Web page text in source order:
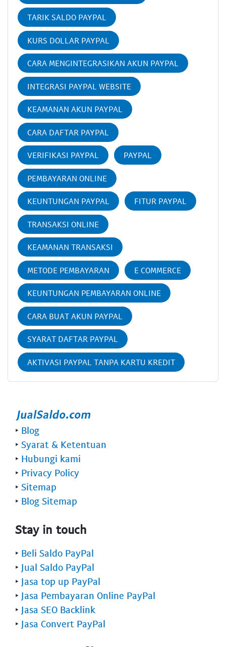
TARIK SALDO PAYPAL
KURS DOLLAR PAYPAL
CARA MENGINTEGRASIKAN AKUN PAYPAL
INTEGRASI PAYPAL WEBSITE
KEAMANAN AKUN PAYPAL
CARA DAFTAR PAYPAL
VERIFIKASI PAYPAL PAYPAL
PEMBAYARAN ONLINE
KEUNTUNGAN PAYPAL FITUR PAYPAL
TRANSAKSI ONLINE
KEAMANAN TRANSAKSI
METODE PEMBAYARAN E COMMERCE
KEUNTUNGAN PEMBAYARAN ONLINE
CARA BUAT AKUN PAYPAL
SYARAT DAFTAR PAYPAL
AKTIVASI PAYPAL TANPA KARTU KREDIT
‣ Blog
‣ Syarat & Ketentuan
‣ Hubungi kami
‣ Privacy Policy
‣ Sitemap
‣ Blog Sitemap
Stay in touch
‣ Beli Saldo PayPal
‣ Jual Saldo PayPal
‣ Jasa top up PayPal
‣ Jasa Pembayaran Online PayPal
‣ Jasa SEO Backlink
‣ Jasa Convert PayPal